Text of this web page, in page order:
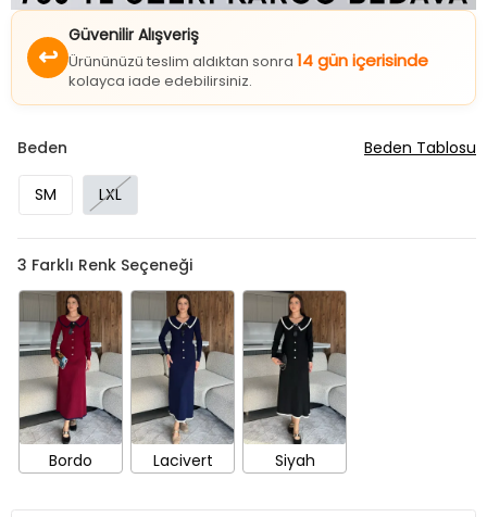
↩
Güvenilir Alışveriş
Ürününüzü teslim aldıktan sonra 14 gün içerisinde
kolayca iade edebilirsiniz.
Beden
SM LXL
Beden Tablosu
3 Farklı Renk Seçeneği
Bordo Lacivert Siyah